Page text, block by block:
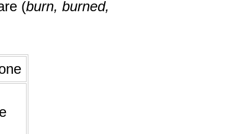
(burn, burned,